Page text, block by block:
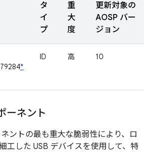
タ
イ
プ
重
大
度
更新対象の
AOSP バー
ジョン
*
ID 高 10
ーネント
ントの最も重大な脆弱性により、ロ
工した USB デバイスを使用して、特